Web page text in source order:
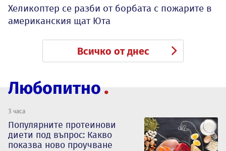
Хеликоптер се разби от борбата с пожарите в
американския щат Юта
Всичко от днес
Любопитно
3 часа
Популярните протеинови
диети под въпрос: Какво
показва ново проучване